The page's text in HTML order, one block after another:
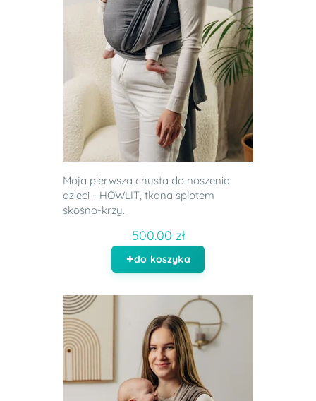
Moja pierwsza chusta do noszenia
dzieci - HOWLIT, tkana splotem
skośno-krzy...
500.00 zł
do koszyka